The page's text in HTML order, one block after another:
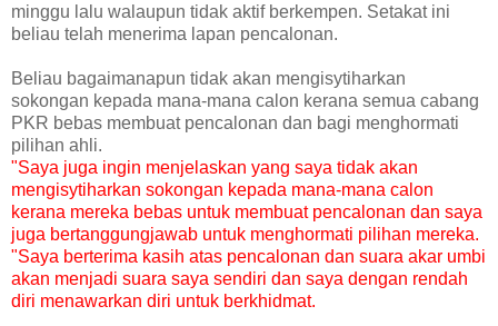
minggu lalu walaupun tidak aktif berkempen. Setakat ini
beliau telah menerima lapan pencalonan.
Beliau bagaimanapun tidak akan mengisytiharkan
sokongan kepada mana-mana calon kerana semua cabang
PKR bebas membuat pencalonan dan bagi menghormati
pilihan ahli.
"Saya juga ingin menjelaskan yang saya tidak akan
mengisytiharkan sokongan kepada mana-mana calon
kerana mereka bebas untuk membuat pencalonan dan saya
juga bertanggungjawab untuk menghormati pilihan mereka.
"Saya berterima kasih atas pencalonan dan suara akar umbi
akan menjadi suara saya sendiri dan saya dengan rendah
diri menawarkan diri untuk berkhidmat.